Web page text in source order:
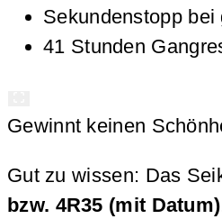
Sekundenstopp
41 Stunden
Gewinnt keinen
Gut zu wissen: Das
bzw. 4R35 (mit Datum)